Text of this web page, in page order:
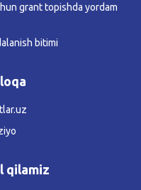
grant topishda yordam
bitimi
qilamiz